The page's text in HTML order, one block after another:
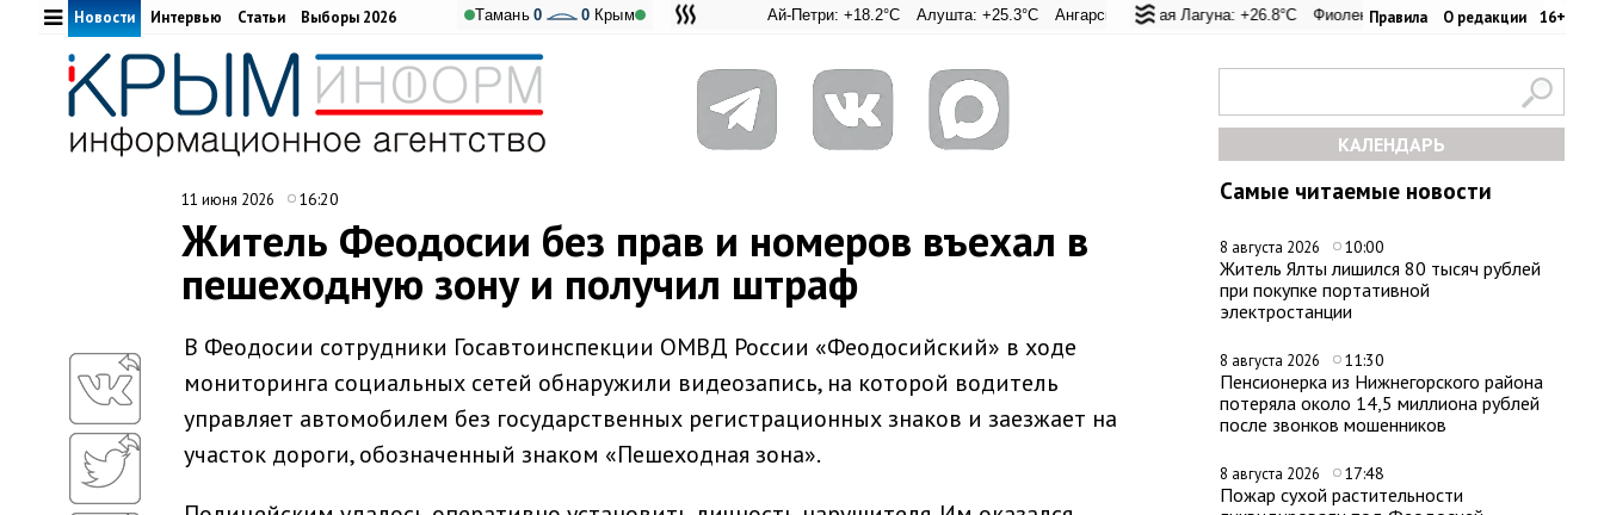
Правила О редакции 16+
Адмиральская Лагуна: +26.8°C Фиолент: +27.2°C Казачья бухта: +26.9°C
Ай-Петри: +18.2°C Алушта: +25.3°C Ангарский перевал: +21.2°C Евпатория: +26.6°C Керчь: +29.8°C Никитский сад:
Тамань 0 0 Крым
Новости Интервью Статьи Выборы 2026
КАЛЕНДАРЬ
Самые читаемые новости
8 августа 2026 10:00
Житель Ялты лишился 80 тысяч рублей
при покупке портативной
электростанции
8 августа 2026 11:30
Пенсионерка из Нижнегорского района
потеряла около 14,5 миллиона рублей
после звонков мошенников
8 августа 2026 17:48
Пожар сухой растительности
11 июня 2026 16:20
Житель Феодосии без прав и номеров въехал в
пешеходную зону и получил штраф
В Феодосии сотрудники Госавтоинспекции ОМВД России «Феодосийский» в ходе
мониторинга социальных сетей обнаружили видеозапись, на которой водитель
управляет автомобилем без государственных регистрационных знаков и заезжает на
участок дороги, обозначенный знаком «Пешеходная зона».